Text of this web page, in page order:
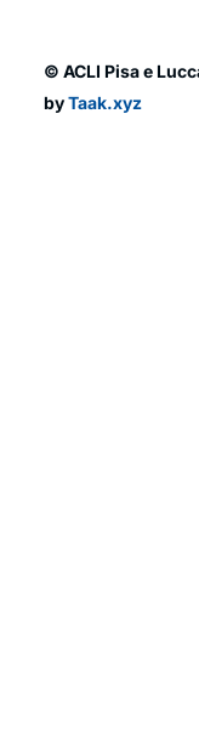
© ACLI Pisa e
byTaak.xyz